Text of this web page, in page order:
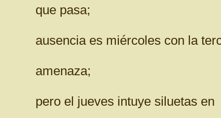
que pasa;
ausencia es miércoles con la
amenaza;
pero el jueves intuye siluetas en